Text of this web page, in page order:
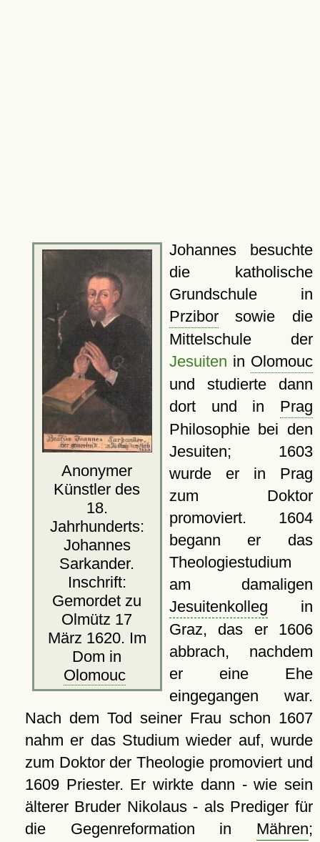
Anonymer
Künstler des
18.
Jahrhunderts:
Johannes
Sarkander.
Inschrift:
Gemordet zu
Olmütz 17
März 1620. Im
Dom in
Olomouc
Johannes besuchte
die katholische
Grundschule in
Prziborsowie die
Mittelschule der
Jesuiten in Olomouc
und studierte dann
dort und in Prag
Philosophie bei den
Jesuiten; 1603
wurde er in Prag
zum Doktor
promoviert. 1604
begann er das
Theologiestudium
am damaligen
Jesuitenkolleg in
Graz, das er 1606
abbrach, nachdem
er eine Ehe
eingegangen war.
Nach dem Tod seiner Frau schon 1607
nahm er das Studium wieder auf, wurde
zum Doktor der Theologie promoviert und
1609 Priester. Er wirkte dann - wie sein
älterer Bruder Nikolaus - als Prediger für
die Gegenreformation in Mähren;